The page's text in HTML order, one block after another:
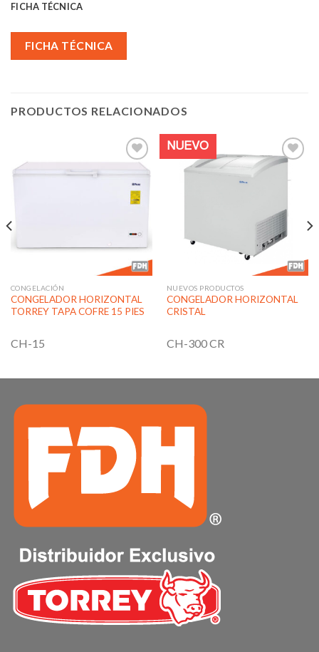
FICHA TÉCNICA
FICHA TÉCNICA
PRODUCTOS RELACIONADOS
Añadir
a la
CONGELACIÓN
CONGELADOR HORIZONTAL
TORREY TAPA COFRE 15 PIES
CH-15
NUEVO
lista de
NUEVOS PRODUCTOS
CONGELADOR HORIZONTAL
CRISTAL
CH-300 CR